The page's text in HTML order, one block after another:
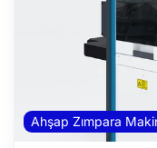
Ahşap Zımpara